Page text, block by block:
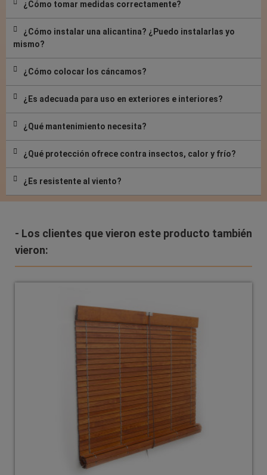
¿Cómo tomar medidas correctamente?
¿Cómo instalar una alicantina? ¿Puedo instalarlas yo
mismo?
¿Cómo colocar los cáncamos?
¿Es adecuada para uso en exteriores e interiores?
¿Qué mantenimiento necesita?
¿Qué protección ofrece contra insectos, calor y frío?
¿Es resistente al viento?
- Los clientes que vieron este producto también
vieron: